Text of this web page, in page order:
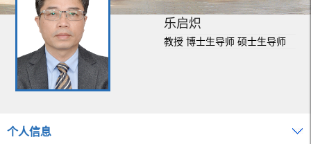
乐启炽
教授 博士生导师 硕士生导师
个人信息